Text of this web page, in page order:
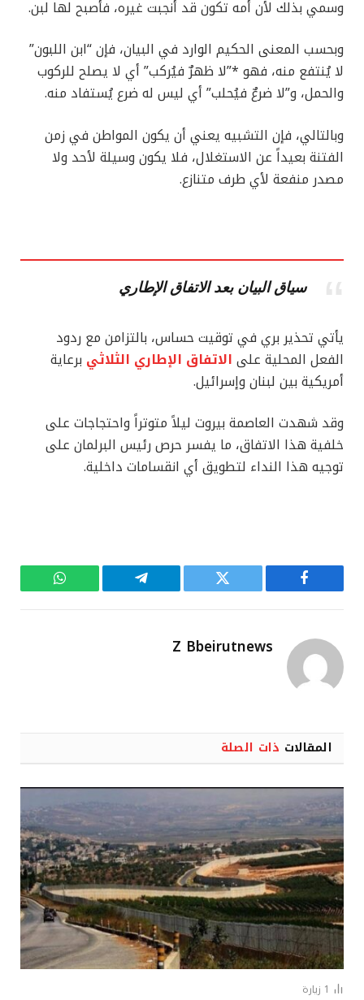
وسمي بذلك لأن أمه تكون قد أنجبت غيره، فأصبح لها لبن.
وبحسب المعنى الحكيم الوارد في البيان، فإن “ابن اللبون”
لا يُنتفع منه، فهو *”لا ظهرٌ فيُركب” أي لا يصلح للركوب
والحمل، و”لا ضرعٌ فيُحلب” أي ليس له ضرع يُستفاد منه.
وبالتالي، فإن التشبيه يعني أن يكون المواطن في زمن
الفتنة بعيداً عن الاستغلال، فلا يكون وسيلة لأحد ولا
مصدر منفعة لأي طرف متنازع.
سياق البيان بعد الاتفاق الإطاري
يأتي تحذير بري في توقيت حساس، بالتزامن مع ردود
الفعل المحلية على الاتفاق الإطاري الثلاثي برعاية
أمريكية بين لبنان وإسرائيل.
وقد شهدت العاصمة بيروت ليلاً متوتراً واحتجاجات على
خلفية هذا الاتفاق، ما يفسر حرص رئيس البرلمان على
توجيه هذا النداء لتطويق أي انقسامات داخلية.
فيسبوك تويتر تيلقرام واتساب
Z Bbeirutnews
المقالات ذات الصلة
1 زيارة